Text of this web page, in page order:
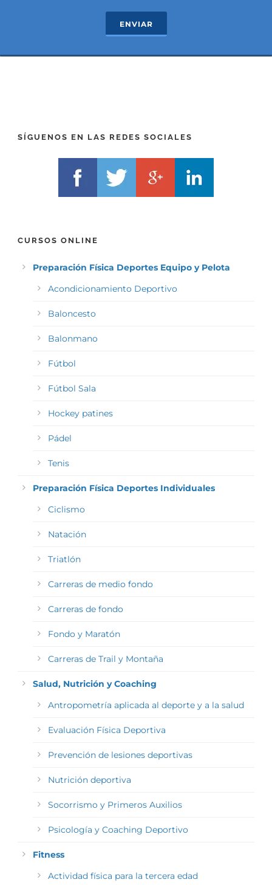
ENVIAR
SÍGUENOS EN LAS REDES SOCIALES
CURSOS ONLINE
Preparación Física Deportes Equipo y Pelota
Acondicionamiento Deportivo
Baloncesto
Balonmano
Fútbol
Fútbol Sala
Hockey patines
Pádel
Tenis
Preparación Física Deportes Individuales
Ciclismo
Natación
Triatlón
Carreras de medio fondo
Carreras de fondo
Fondo y Maratón
Carreras de Trail y Montaña
Salud, Nutrición y Coaching
Antropometría aplicada al deporte y a la salud
Evaluación Física Deportiva
Prevención de lesiones deportivas
Nutrición deportiva
Socorrismo y Primeros Auxilios
Psicología y Coaching Deportivo
Fitness
Actividad física para la tercera edad